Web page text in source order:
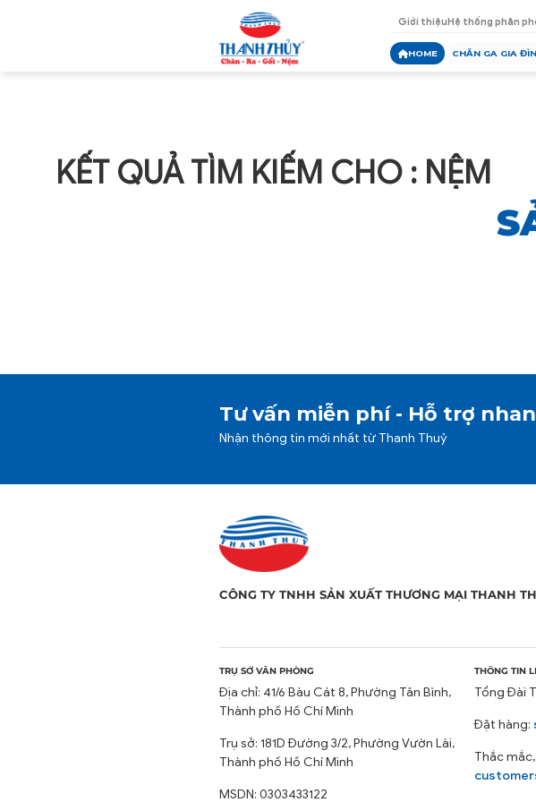
Giới thiệuHệ thống phân
HOME CHĂN GA GIA
KẾT QUẢ TÌM KIẾM CHO : NỆM
Tư vấn miễn phí - Hỗ trợ
Nhận thông tin mới nhất từ Thanh Thuỷ
CÔNG TY TNHH SẢN XUẤT THƯƠNG MẠI THANH
TRỤ SỞ VĂN PHÒNG
Địa chỉ: 41/6 Bàu Cát 8, Phường Tân Bình,
Thành phố Hồ Chí Minh
Trụ sở: 181D Đường 3/2, Phường Vườn Lài,
Thành phố Hồ Chí Minh
MSDN: 0303433122
THÔNG TIN
Tổng Đài
Đặt hàng:
Thắc